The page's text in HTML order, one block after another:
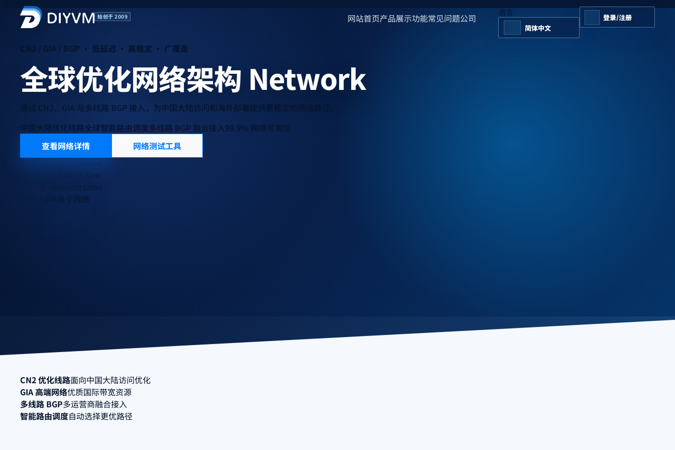
始创于 2009 网站首页产品展示功能常见问题公司 语言
简体中文
登录/注册
CN2 / GIA / BGP · 低延迟 · 高稳定 · 广覆盖
全球优化网络架构 Network
通过 CN2、GIA 与多线路 BGP 接入，为中国大陆访问和海外部署提供更稳定的网络路径。
中国大陆优化线路全球智能路由调度多线路 BGP 融合接入99.9% 网络可用性
查看网络详情
网络测试工具
延迟约 10ms
延迟约 20ms
延迟约 120ms
骨干网络
CN2 优化线路面向中国大陆访问优化
GIA 高端网络优质国际带宽资源
多线路 BGP多运营商融合接入
智能路由调度自动选择更优路径